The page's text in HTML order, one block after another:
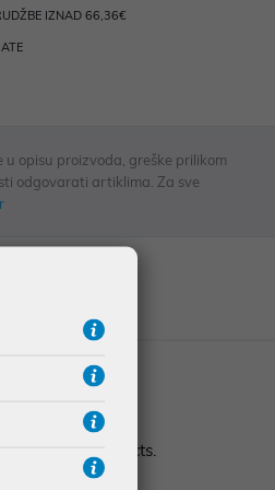
IZNAD 66,36€
opisu proizvoda, greške prilikom
odgovarati artiklima. Za sve
and impacts.